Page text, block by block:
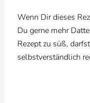
Wenn Dir dieses
Du gerne mehr
Rezept zu süß,
selbstverständlich